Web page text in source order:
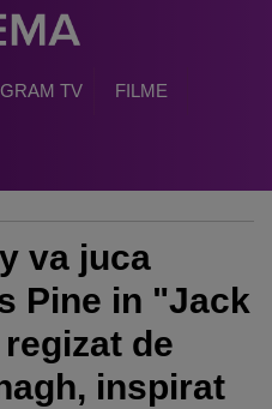
TV FILME
va juca
Pine in "Jack
de
inspirat